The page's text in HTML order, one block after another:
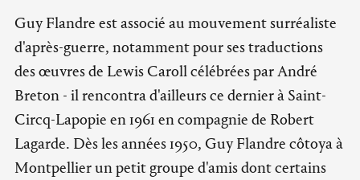
Guy Flandre est associé au mouvement surréaliste
d'après-guerre, notamment pour ses traductions
des œuvres de Lewis Caroll célébrées par André
Breton - il rencontra d'ailleurs ce dernier à Saint-
Circq-Lapopie en 1961 en compagnie de Robert
Lagarde. Dès les années 1950, Guy Flandre côtoya à
Montpellier un petit groupe d'amis dont certains